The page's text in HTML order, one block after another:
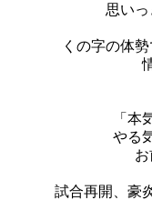
思い
くの字の体
「本
やる
お
試合再開、豪